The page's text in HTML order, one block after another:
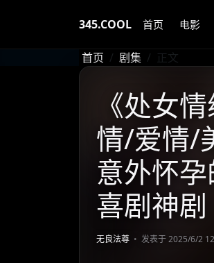
345.COOL 首页 电影
首页 剧集 正文
《处女
情/爱情/
意外怀
喜剧神剧
无良法尊 发表于 2025/6/2